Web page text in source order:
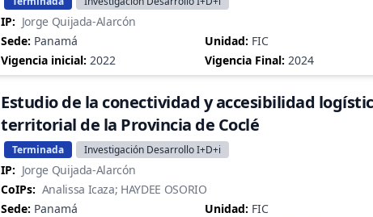
IP: Jorge Quijada-Alarcón
Sede: Panamá Unidad: FIC
Vigencia inicial: 2022 Vigencia Final: 2024
Estudio de la conectividad y accesibilidad
territorial de la Provincia de Coclé
Terminada Investigación Desarrollo I+D+i
IP: Jorge Quijada-Alarcón
CoIPs: Analissa Icaza; HAYDEE OSORIO
Sede: Panamá Unidad: FIC